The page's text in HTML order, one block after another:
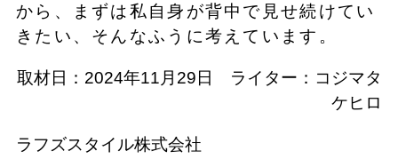
から、まずは私自身が背中で見せ続けてい
きたい、そんなふうに考えています。
取材日：2024年11月29日 ライター：コジマタ
ケヒロ
ラフズスタイル株式会社